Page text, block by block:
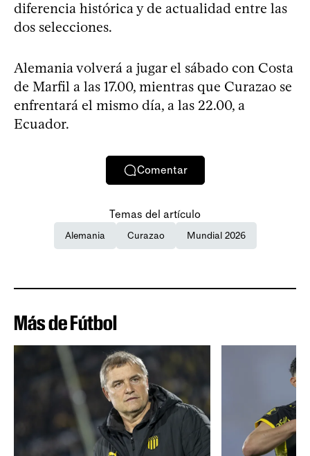
diferencia histórica y de actualidad entre las
dos selecciones.
Alemania volverá a jugar el sábado con Costa
de Marfil a las 17.00, mientras que Curazao se
enfrentará el mismo día, a las 22.00, a
Ecuador.
Comentar
Temas del artículo
Alemania Curazao Mundial 2026
Más de Fútbol